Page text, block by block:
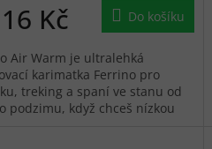
Kč Do košíku
Air Warm je ultralehká
karimatka Ferrino pro
treking a spaní ve stanu od
podzimu, když chceš nízkou